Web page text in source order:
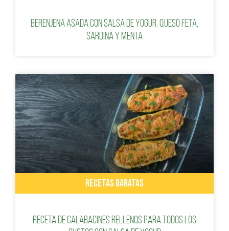
BERENJENA ASADA CON SALSA DE YOGUR, QUESO FETA,
SARDINA Y MENTA
RECETAS BARATAS
Receta de calabacines rellenos para todos los